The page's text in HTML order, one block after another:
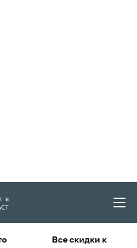
Все скидки к